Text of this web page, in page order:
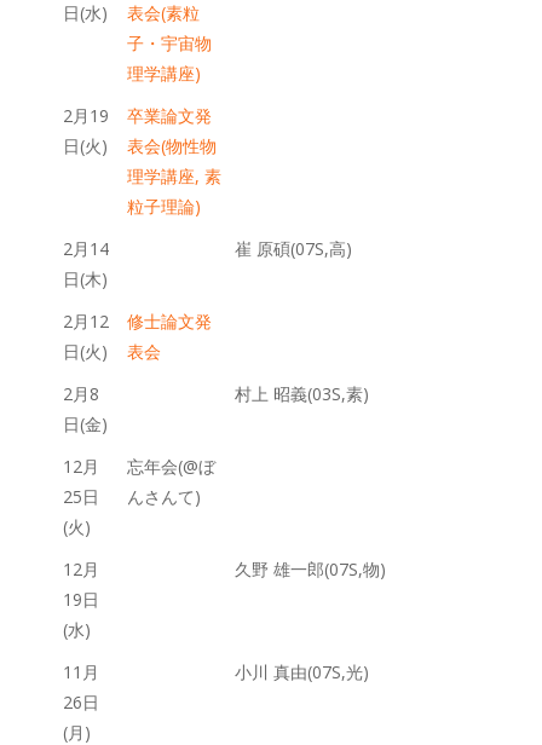
日(水)
表会(素粒
子・宇宙物
理学講座)
2月19
日(火)
卒業論文発
表会(物性物
理学講座, 素
粒子理論)
2月14
日(木)
崔 原碩(07S,高)
2月12
日(火)
修士論文発
表会
2月8
日(金)
村上 昭義(03S,素)
12月
25日
(火)
忘年会(@ぼ
んさんて)
12月
19日
(水)
久野 雄一郎(07S,物)
11月
26日
(月)
小川 真由(07S,光)